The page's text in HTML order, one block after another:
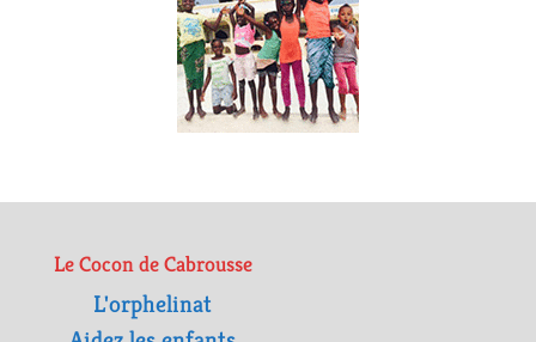
Le Cocon de Cabrousse
L'orphelinat